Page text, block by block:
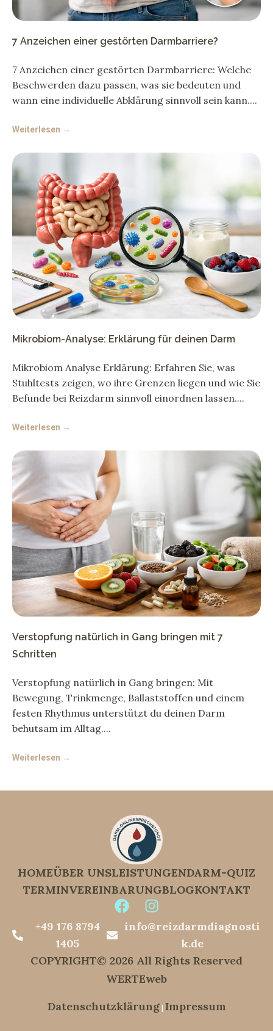
7 Anzeichen einer gestörten Darmbarriere?
7 Anzeichen einer gestörten Darmbarriere: Welche
Beschwerden dazu passen, was sie bedeuten und
wann eine individuelle Abklärung sinnvoll sein kann.
Weiterlesen →
Mikrobiom-Analyse: Erklärung für deinen Darm
Mikrobiom Analyse Erklärung: Erfahren Sie, was
Stuhltests zeigen, wo ihre Grenzen liegen und wie Sie
Befunde bei Reizdarm sinnvoll einordnen lassen.
Weiterlesen →
Verstopfung natürlich in Gang bringen mit 7
Schritten
Verstopfung natürlich in Gang bringen: Mit
Bewegung, Trinkmenge, Ballaststoffen und einem
festen Rhythmus unterstützt du deinen Darm
behutsam im Alltag.
Weiterlesen →
HOMEÜBER UNSLEISTUNGENDARM-QUIZ
TERMINVEREINBARUNGBLOGKONTAKT
+49 176 8794
1405
info@reizdarmdiagnosti
k.de
COPYRIGHT© 2026 All Rights Reserved
WERTEweb
Datenschutzklärung| Impressum